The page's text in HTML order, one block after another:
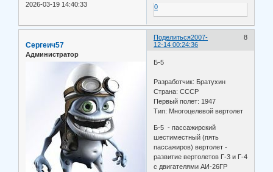
2026-03-19 14:40:33
0
Поделиться 8
2007-
12-14 00:24:36
Сергеич57
Администратор
Б-5
Разработчик: Братухин
Страна: СССР
Первый полет: 1947
Тип: Многоцелевой вертолет
Б-5 - пассажирский
шестиместный (пять
пассажиров) вертолет -
развитие вертолетов Г-3 и Г-4
с двигателями АИ-26ГР